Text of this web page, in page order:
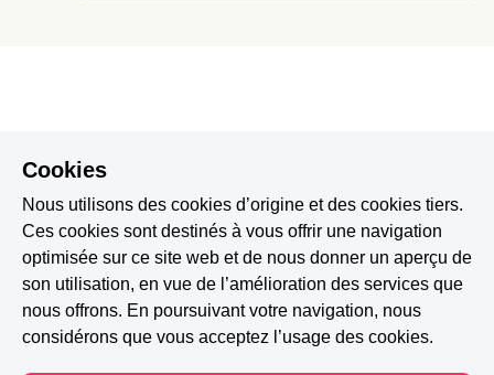
Cookies
Nous utilisons des cookies d’origine et des cookies tiers.
Ces cookies sont destinés à vous offrir une navigation
optimisée sur ce site web et de nous donner un aperçu de
son utilisation, en vue de l’amélioration des services que
nous offrons. En poursuivant votre navigation, nous
considérons que vous acceptez l’usage des cookies.